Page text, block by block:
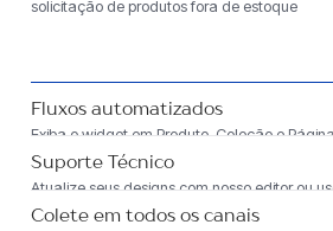
solicitação de produtos fora de estoque
Fluxos automatizados
Exiba o widget em Produto, Coleção e
Suporte Técnico
Atualize seus designs com nosso editor ou
Nossa equipe também ajudará a construí-lo
Colete em todos os canais